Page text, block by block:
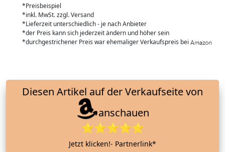
*Preisbeispiel
*inkl. MwSt. zzgl. Versand
*Lieferzeit unterschiedlich - je nach Anbieter
*der Preis kann sich jederzeit ändern und höher sein
*durchgestrichener Preis war ehemaliger Verkaufspreis bei
anschauen
⭐⭐⭐⭐⭐
Jetzt klicken!- Partnerlink*